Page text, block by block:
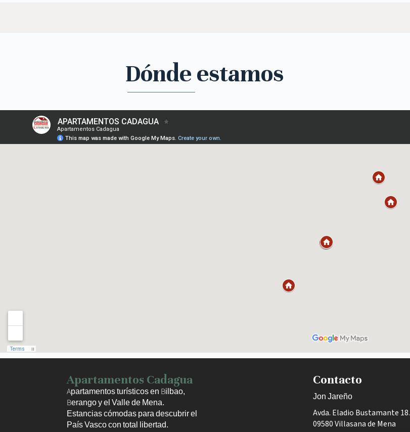
Dónde estamos
Apartamentos Cadagua
Apartamentos turísticos en Bilbao,
Berango y el Valle de Mena.
Estancias cómodas para descubrir el
País Vasco con total libertad.
Contacto
Jon Jareño
Avda. Eladio Bustamante 18.
09580 Villasana de Mena